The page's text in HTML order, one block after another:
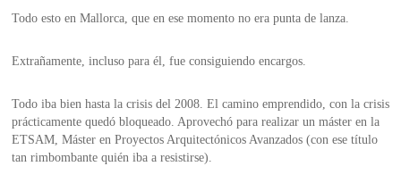
Todo esto en Mallorca, que en ese momento no era punta de lanza.
Extrañamente, incluso para él, fue consiguiendo encargos.
Todo iba bien hasta la crisis del 2008. El camino emprendido, con la crisis
prácticamente quedó bloqueado. Aprovechó para realizar un máster en la
ETSAM, Máster en Proyectos Arquitectónicos Avanzados (con ese título
tan rimbombante quién iba a resistirse).